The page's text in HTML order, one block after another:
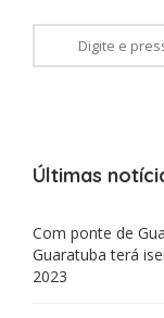
Últimas
Com ponte de
Guaratuba terá
2023